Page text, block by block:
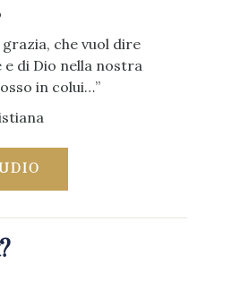
che vuol dire
di Dio nella nostra
in colui…”